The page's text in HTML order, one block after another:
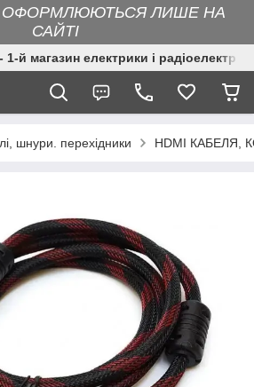
ОФОРМЛЮЮТЬСЯ ЛИШЕ НА
САЙТІ
1-й магазин електрики і
шнури. перехідники HDMI КАБЕЛЯ,